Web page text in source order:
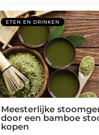
ETEN EN DRINKEN
Meesterlijke
door een bamboe
kopen